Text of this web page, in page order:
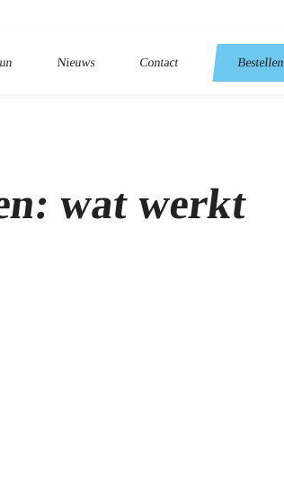
Nieuws Contact Bestellen
wat werkt